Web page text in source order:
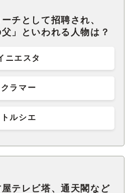
チとして招聘され、
父」といわれる人物は？
ニエスタ
クラマー
トルシエ
テレビ塔、通天閣など